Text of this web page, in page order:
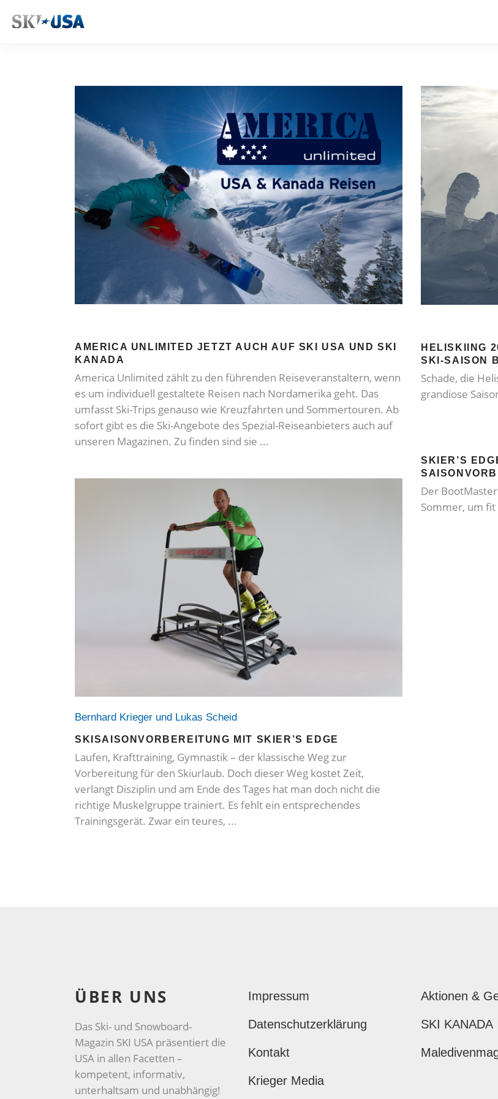
AMERICA UNLIMITED JETZT AUCH AUF SKI USA UND SKI
KANADA
America Unlimited zählt zu den führenden Reiseveranstaltern, wenn
es um individuell gestaltete Reisen nach Nordamerika geht. Das
umfasst Ski-Trips genauso wie Kreuzfahrten und Sommertouren. Ab
sofort gibt es die Ski-Angebote des Spezial-Reiseanbieters auch auf
unseren Magazinen. Zu finden sind sie
HELISKIING
SKI-SAISON
Schade, die
grandiose
SKIER’S
Der
Sommer, um fit
Bernhard Krieger und Lukas Scheid
SKISAISONVORBEREITUNG MIT SKIER’S EDGE
Laufen, Krafttraining, Gymnastik – der klassische Weg zur
Vorbereitung für den Skiurlaub. Doch dieser Weg kostet Zeit,
verlangt Disziplin und am Ende des Tages hat man doch nicht die
richtige Muskelgruppe trainiert. Es fehlt ein entsprechendes
Trainingsgerät. Zwar ein teures,
ÜBER UNS
Das Ski- und Snowboard-
Magazin SKI USA präsentiert die
USA in allen Facetten –
kompetent, informativ,
unterhaltsam und unabhängig!
Impressum
Datenschutzerklärung
Kontakt
Krieger Media
Aktionen &
SKI KANADA